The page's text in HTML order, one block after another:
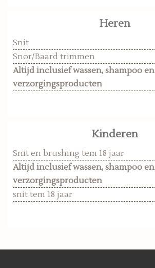
Heren
Snit
Snor/Baard trimmen
Altijd inclusief wassen, shampoo en
verzorgingsproducten
Kinderen
Snit en brushing tem 18 jaar
Altijd inclusief wassen, shampoo en
verzorgingsproducten
snit tem 18 jaar